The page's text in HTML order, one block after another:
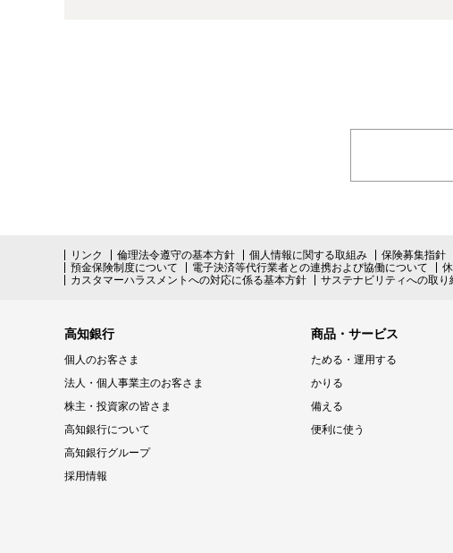
リンク 倫理法令遵守の基本方針 個人情報に関する取組み 保険募集指針
預金保険制度について
電子決済等代行業者との連携および協働について
カスタマーハラスメントへの対応に係る基本方針
サステナビリティへの取り
高知銀行
個人のお客さま
法人・個人事業主のお客さま
株主・投資家の皆さま
高知銀行について
高知銀行グループ
採用情報
商品・サービス
ためる・運用する
かりる
備える
便利に使う